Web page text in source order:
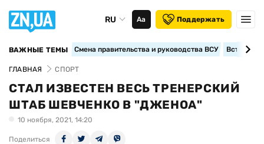
RU Аа Поддержать
ВАЖНЫЕ ТЕМЫ Смена правительства и руководства ВСУ
ГЛАВНАЯ СПОРТ
СТАЛ ИЗВЕСТЕН ВЕСЬ ТРЕНЕРСКИЙ
ШТАБ ШЕВЧЕНКО В "ДЖЕНОА"
10 ноября, 2021, 14:20
Поделиться